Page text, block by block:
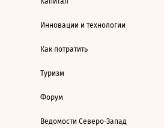
Инновации и технологии
Как потратить
Туризм
Форум
Ведомости Северо-Запад